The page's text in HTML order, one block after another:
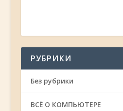
РУБРИКИ
Без рубрики
ВСЁ О КОМПЬЮТЕРЕ